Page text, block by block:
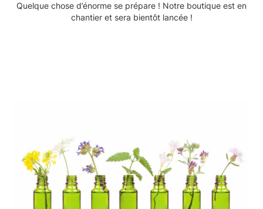
Quelque chose d’énorme se prépare ! Notre boutique est en
chantier et sera bientôt lancée !